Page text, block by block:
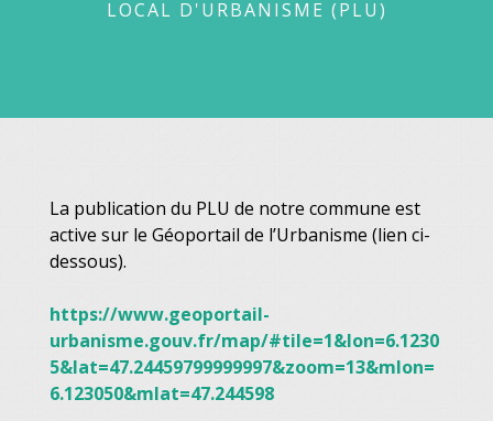
LOCAL D'URBANISME (PLU)
La publication du PLU de notre commune est
active sur le Géoportail de l’Urbanisme (lien ci-
dessous).
https://www.geoportail-
urbanisme.gouv.fr/map/#tile=1&lon=6.1230
5&lat=47.24459799999997&zoom=13&mlon=
6.123050&mlat=47.244598